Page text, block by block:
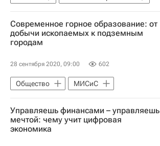
Навигатор абитуриента
Современное горное образование: от
добычи ископаемых к подземным
городам
28 сентября 2020, 09:00 602
Общество
МИСиС
Навигатор абитуриента
Кем стать
Про профобразование. Эксклюзивно
Управляешь финансами – управляешь
мечтой: чему учит цифровая
экономика